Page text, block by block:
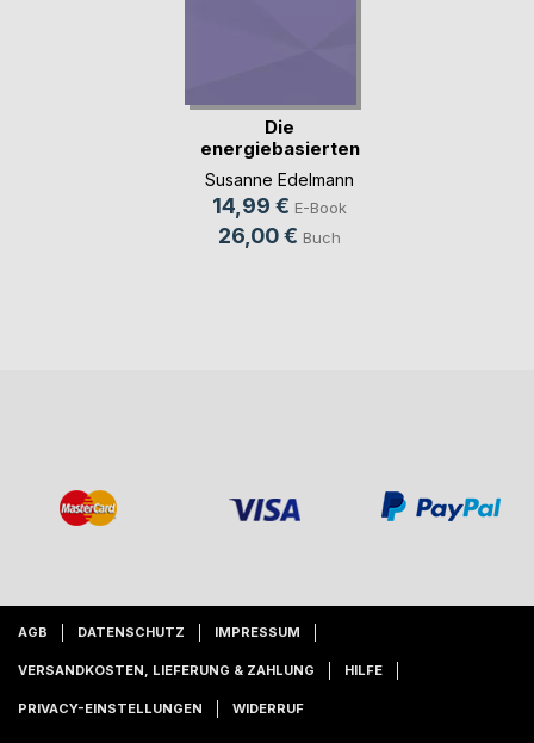
Die
energiebasierten
Reiche
Susanne Edelmann
14,99 € E-Book
26,00 € Buch
AGB DATENSCHUTZ IMPRESSUM
VERSANDKOSTEN, LIEFERUNG & ZAHLUNG HILFE
PRIVACY-EINSTELLUNGEN WIDERRUF